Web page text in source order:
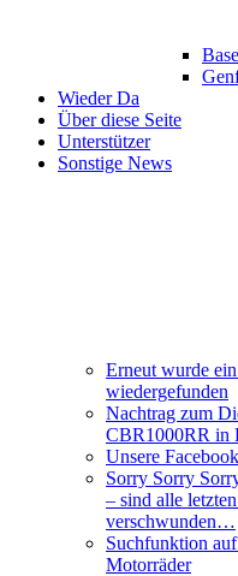
Wieder Da
Über diese Seite
Unterstützer
Sonstige News
Erneut wurde
wiedergefunden
Nachtrag zum
CBR1000RR in
Unsere
Sorry Sorry
– sind alle
verschwunden…
Suchfunktion
Motorräder